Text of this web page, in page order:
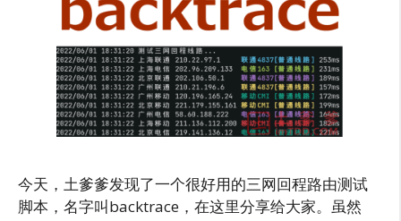
今天，土爹爹发现了一个很好用的三网回程路由测试
脚本，名字叫backtrace，在这里分享给大家。虽然